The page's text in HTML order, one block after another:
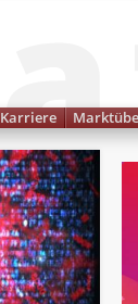
Karriere